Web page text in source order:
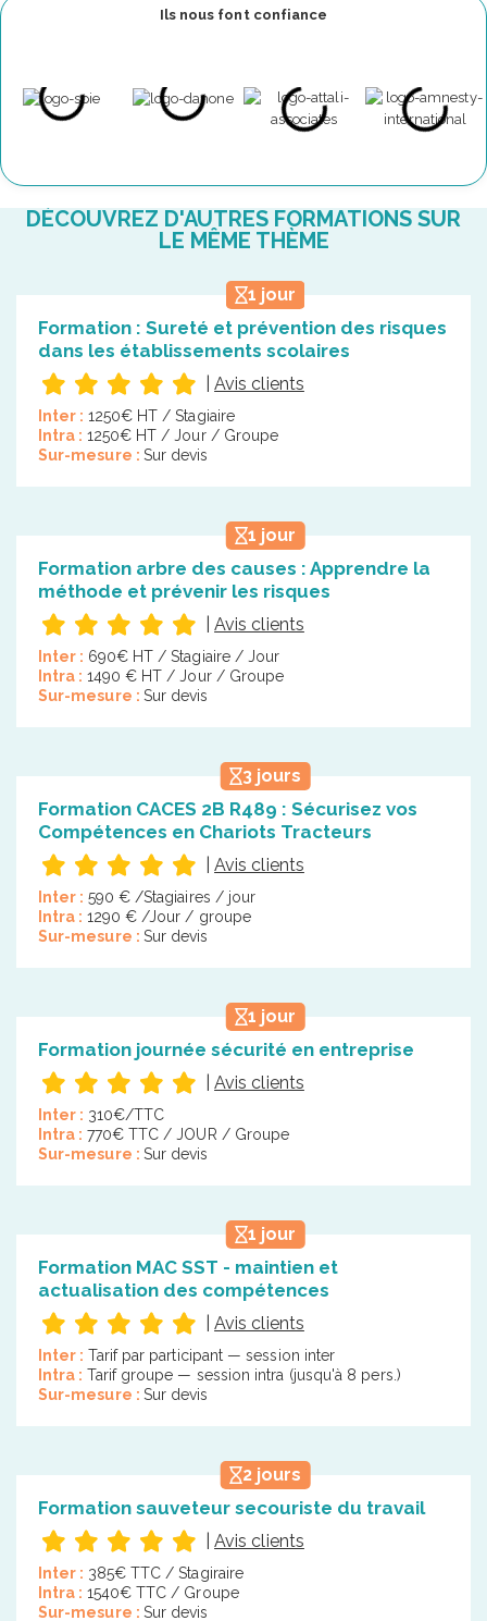
Ils nous font confiance
DÉCOUVREZ D'AUTRES FORMATIONS SUR
LE MÊME THÈME
1 jour
Formation : Sureté et prévention des risques
dans les établissements scolaires
Avis clients
Inter : 1250€ HT / Stagiaire
Intra : 1250€ HT / Jour / Groupe
Sur-mesure : Sur devis
1 jour
Formation arbre des causes : Apprendre la
méthode et prévenir les risques
Avis clients
Inter : 690€ HT / Stagiaire / Jour
Intra : 1490 € HT / Jour / Groupe
Sur-mesure : Sur devis
3 jours
Formation CACES 2B R489 : Sécurisez vos
Compétences en Chariots Tracteurs
Avis clients
Inter : 590 € /Stagiaires / jour
Intra : 1290 € /Jour / groupe
Sur-mesure : Sur devis
1 jour
Formation journée sécurité en entreprise
Avis clients
Inter : 310€/TTC
Intra : 770€ TTC / JOUR / Groupe
Sur-mesure : Sur devis
1 jour
Formation MAC SST - maintien et
actualisation des compétences
Avis clients
Inter : Tarif par participant — session inter
Intra : Tarif groupe — session intra (jusqu'à 8 pers.)
Sur-mesure : Sur devis
2 jours
Formation sauveteur secouriste du travail
Avis clients
Inter : 385€ TTC / Stagiraire
Intra : 1540€ TTC / Groupe
Sur-mesure : Sur devis